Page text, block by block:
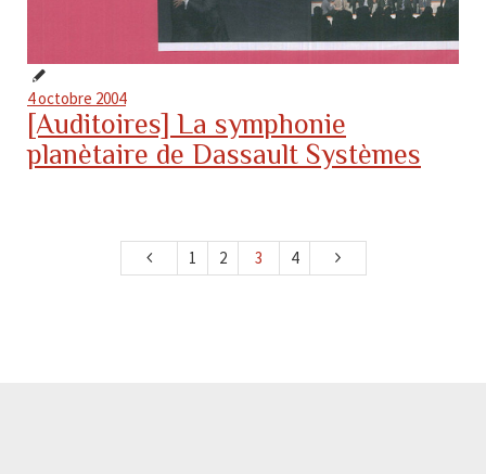
4 octobre 2004
[Auditoires] La symphonie
planètaire de Dassault Systèmes
1 2 3 4